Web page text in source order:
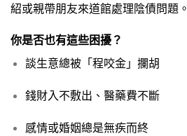
紹或親帶朋友來道館處理陰債問題。
你是否也有這些困擾？
談生意總被「程咬金」攔胡
錢財入不敷出、醫藥費不斷
感情或婚姻總是無疾而終